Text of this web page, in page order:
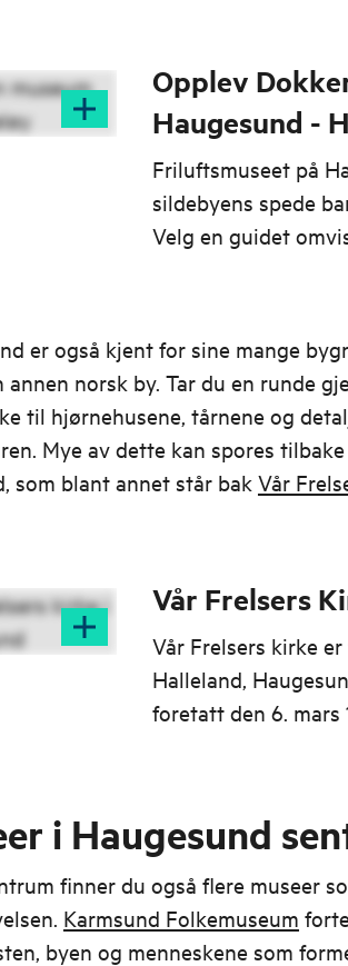
Opplev
Haugesund -
Friluftsmuseet på
sildebyens spede
Velg en guidet
er også kjent for sine mange
annen norsk by. Tar du en runde
til hjørnehusene, tårnene og
Mye av dette kan spores
som blant annet står bak Vår
Vår Frelsers
Vår Frelsers kirke
Halleland,
foretatt den 6. mars
i Haugesund
finner du også flere museer
Karmsund Folkemuseum
byen og menneskene som